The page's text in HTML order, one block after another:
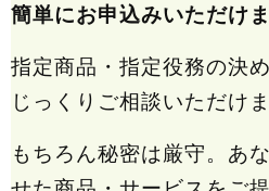
簡単にお申込みいただけま
指定商品・指定役務の決
じっくりご相談いただけま
もちろん秘密は厳守。あ